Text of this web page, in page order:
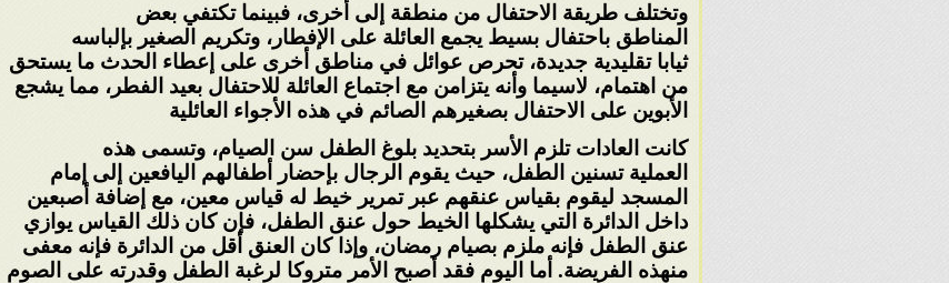
وتختلف طريقة الاحتفال من منطقة إلى أخرى، فبينما تكتفي بعض
المناطق باحتفال بسيط يجمع العائلة على الإفطار، وتكريم الصغير بإلباسه
ثيابا تقليدية جديدة، تحرص عوائل في مناطق أخرى على إعطاء الحدث ما يستحق
من اهتمام، لاسيما وأنه يتزامن مع اجتماع العائلة للاحتفال بعيد الفطر، مما يشجع
الأبوين على الاحتفال بصغيرهم الصائم في هذه الأجواء العائلية
كانت العادات تلزم الأسر بتحديد بلوغ الطفل سن الصيام، وتسمى هذه
العملية تسنين الطفل، حيث يقوم الرجال بإحضار أطفالهم اليافعين إلى إمام
المسجد ليقوم بقياس عنقهم عبر تمرير خيط له قياس معين، مع إضافة أصبعين
داخل الدائرة التي يشكلها الخيط حول عنق الطفل، فإن كان ذلك القياس يوازي
عنق الطفل فإنه ملزم بصيام رمضان، وإذا كان العنق أقل من الدائرة فإنه معفى
منهذه الفريضة. أما اليوم فقد أصبح الأمر متروكا لرغبة الطفل وقدرته على الصوم